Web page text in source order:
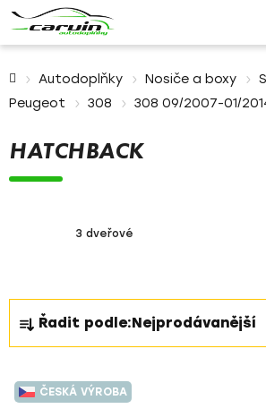
Autodoplňky Nosiče a boxy
Peugeot
308 308 09/2007-01/
HATCHBACK
3 dveřové
Ř
a
z
e
n
Řadit podle:Nejprodávanější
V
ý
ČESKÁ VÝROBA